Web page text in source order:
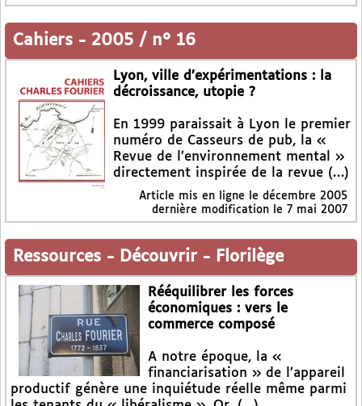
Cahiers - 2005 / n° 16
Lyon, ville d’expérimentations : la
décroissance, utopie ?
En 1999 paraissait à Lyon le premier
numéro de Casseurs de pub, la «
Revue de l’environnement mental »
directement inspirée de la revue (…)
Article mis en ligne le décembre 2005
dernière modification le 7 mai 2007
Ressources - Découvrir - Florilège
Rééquilibrer les forces
économiques : vers le
commerce composé
A notre époque, la «
financiarisation » de l’appareil
productif génère une inquiétude réelle même parmi